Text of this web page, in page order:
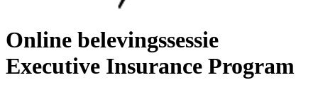
Online belevingssessie
Executive Insurance Program